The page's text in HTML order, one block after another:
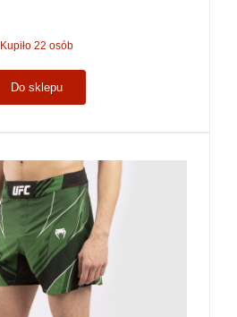
Kupiło 22 osób
Do sklepu